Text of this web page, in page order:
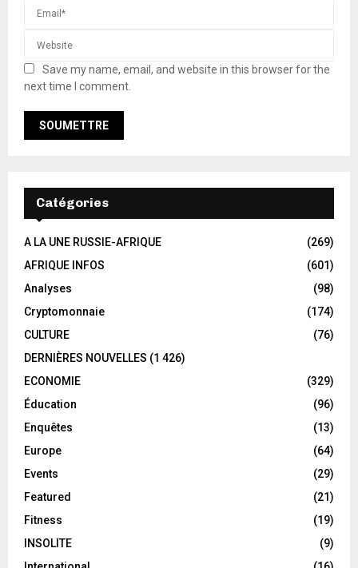
Save my name, email, and website in this browser for the
next time I comment.
Catégories
A LA UNE RUSSIE-AFRIQUE
(269)
AFRIQUE INFOS
(601)
Analyses
(98)
Cryptomonnaie
(174)
CULTURE
(76)
DERNIÈRES NOUVELLES (1 426)
ECONOMIE
(329)
Éducation
(96)
Enquêtes
(13)
Europe
(64)
Events
(29)
Featured
(21)
Fitness
(19)
INSOLITE
(9)